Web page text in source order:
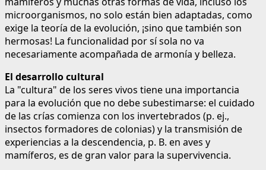
microorganismos, no solo están bien adaptadas, como
exige la teoría de la evolución, ¡sino que también son
hermosas! La funcionalidad por sí sola no va
necesariamente acompañada de armonía y belleza.
El desarrollo cultural
La "cultura" de los seres vivos tiene una importancia
para la evolución que no debe subestimarse: el cuidado
de las crías comienza con los invertebrados (p. ej.,
insectos formadores de colonias) y la transmisión de
experiencias a la descendencia, p. B. en aves y
mamíferos, es de gran valor para la supervivencia.